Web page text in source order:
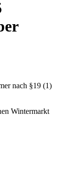
nach §19 (1)
Wintermarkt